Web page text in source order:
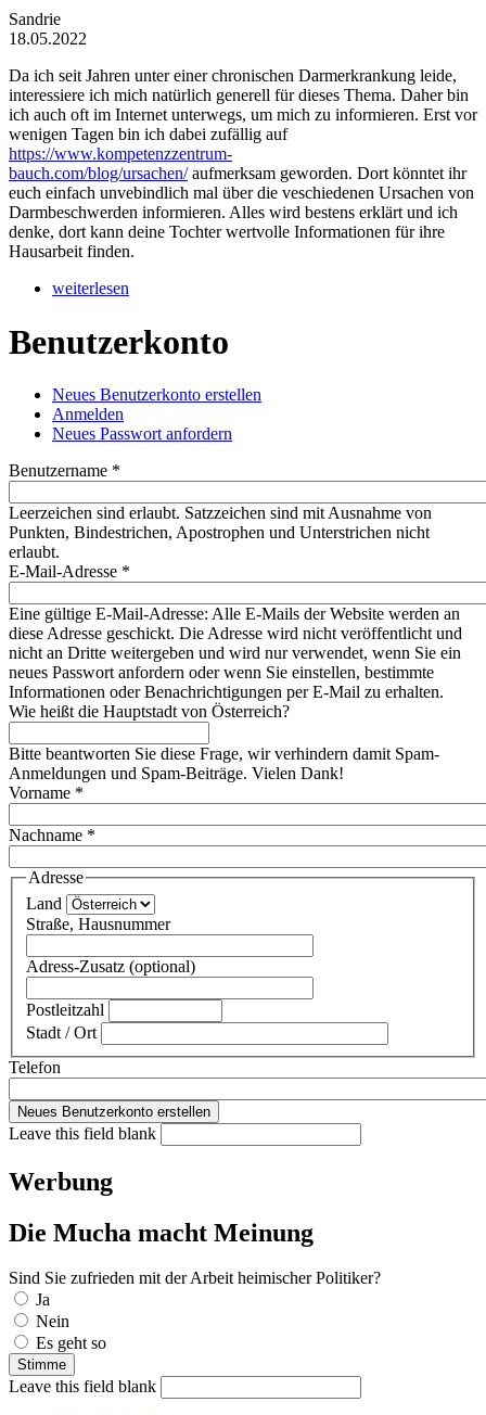
Sandrie
18.05.2022
Da ich seit Jahren unter einer chronischen Darmerkrankung leide,
interessiere ich mich natürlich generell für dieses Thema. Daher bin
ich auch oft im Internet unterwegs, um mich zu informieren. Erst vor
wenigen Tagen bin ich dabei zufällig auf
https://www.kompetenzzentrum-
bauch.com/blog/ursachen/aufmerksam geworden. Dort könntet ihr
euch einfach unvebindlich mal über die veschiedenen Ursachen von
Darmbeschwerden informieren. Alles wird bestens erklärt und ich
denke, dort kann deine Tochter wertvolle Informationen für ihre
Hausarbeit finden.
weiterlesen
Benutzerkonto
Haupt-Reiter
Neues Benutzerkonto erstellen
Anmelden
Neues Passwort anfordern
Benutzername *
Leerzeichen sind erlaubt. Satzzeichen sind mit Ausnahme von
Punkten, Bindestrichen, Apostrophen und Unterstrichen nicht
erlaubt.
E-Mail-Adresse *
Eine gültige E-Mail-Adresse: Alle E-Mails der Website werden an
diese Adresse geschickt. Die Adresse wird nicht veröffentlicht und
nicht an Dritte weitergeben und wird nur verwendet, wenn Sie ein
neues Passwort anfordern oder wenn Sie einstellen, bestimmte
Informationen oder Benachrichtigungen per E-Mail zu erhalten.
Wie heißt die Hauptstadt von Österreich?
Bitte beantworten Sie diese Frage, wir verhindern damit Spam-
Anmeldungen und Spam-Beiträge. Vielen Dank!
Vorname *
Nachname *
Adresse
Land
Straße, Hausnummer
Adress-Zusatz (optional)
Postleitzahl
Stadt / Ort
Telefon
Leave this field blank
Werbung
Die Mucha macht Meinung
Sind Sie zufrieden mit der Arbeit heimischer Politiker?
Auswahlmöglichkeiten
Ja
Nein
Es geht so
Leave this field blank